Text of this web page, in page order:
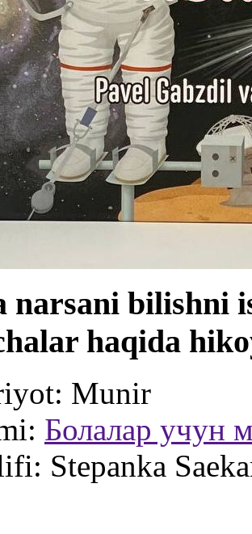
narsani bilishni
haqida
Munir
Болалар учун
Stepanka